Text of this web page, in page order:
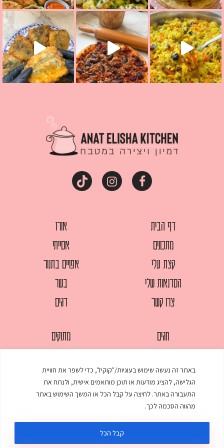
באתר זה נעשה שימוש בעוגיות/"קוקיז", כדי לשפר את חוויית
הגלישה, להציג מודעות או תוכן מותאמים אישית, ולנתח את
התעבורה באתר. לחיצה על קבל הכל או המשך השימוש באתר
מהווה הסכמה לכך.
קבל הכל
ככה? ההסבר בסרטו
מז׳ווז׳ין או בתרגום לעברית, מחותניםמתכון ראש
דף הבית
מתכונים
קצת עלי
הסדנאות שלי
צרו קשר
אורז
אסייתי
אפויים בתנור
בשר
דגים
חגים
מאפים
ממולאים
מרקים
מתוקים
עוגות
עוף